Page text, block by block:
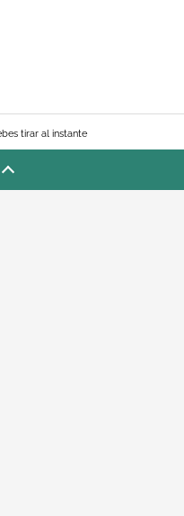
tirar al instante